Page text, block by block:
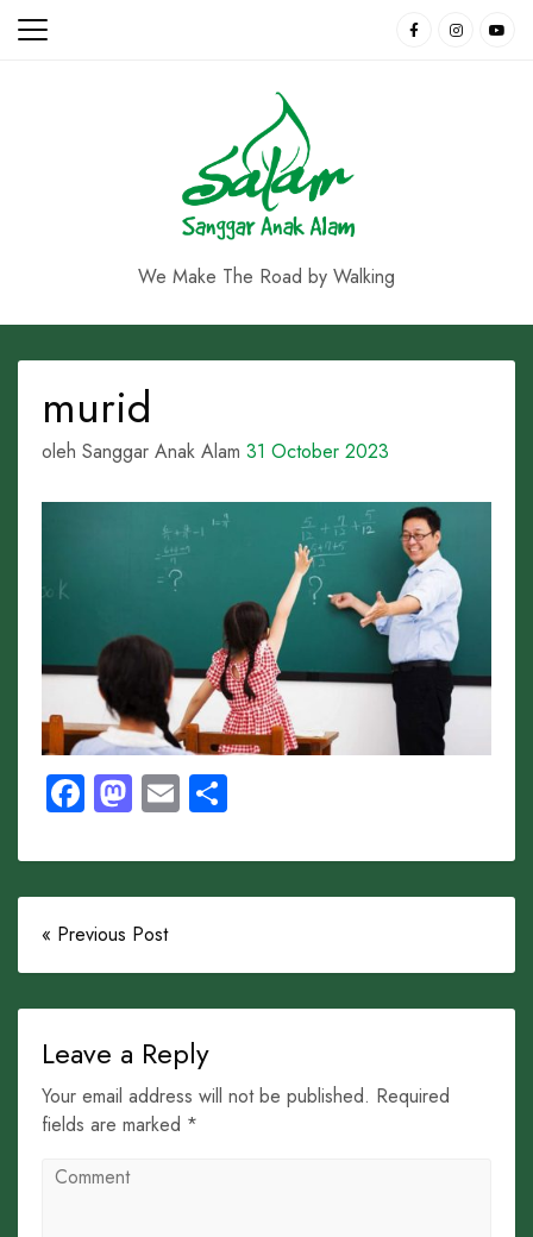
Skip
We Make The Road by Walking
murid
oleh Sanggar Anak Alam 31 October 2023
Facebook
Mastodon
Email
« Previous Post
Leave a Reply
Your email address will not be published. Required
fields are marked *